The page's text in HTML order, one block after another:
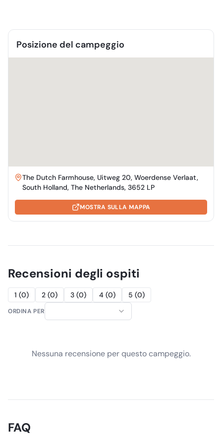
Posizione del campeggio
The Dutch Farmhouse, Uitweg 20, Woerdense Verlaat,
South Holland, The Netherlands, 3652 LP
MOSTRA SULLA MAPPA
Recensioni degli ospiti
1 (0) 2 (0) 3 (0) 4 (0) 5 (0)
ORDINA PER
Nessuna recensione per questo campeggio.
FAQ